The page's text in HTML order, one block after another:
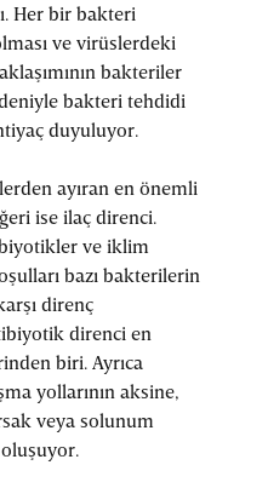
Her bir bakteri
ve virüslerdeki
bakteriler
bakteri tehdidi
duyuluyor.
ayıran en önemli
ise ilaç direnci.
ve iklim
bazı bakterilerin
direnç
direnci en
biri. Ayrıca
yollarının aksine,
veya solunum